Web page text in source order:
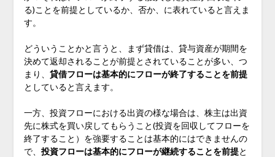
る)ことを前提としているか、否か、に表れていると言えま
す。
どういうことかと言うと、まず貸借は、貸与資産が期間を
決めて返却されることが前提とされていることが多い、つ
まり、 貸借フローは基本的にフローが終了することを前提
としていると言えます。
一方、投資フローにおける出資の様な場合は、株主は出資
先に株式を買い戻してもらうこと(投資を回収してフローを
終了すること）を強要することは基本的にはできませんの
で、 投資フローは基本的にフローが継続することを前提と